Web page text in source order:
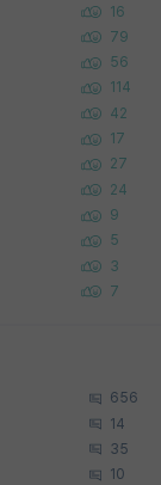
16
79
56
114
42
17
27
24
9
5
3
7
656
14
35
10